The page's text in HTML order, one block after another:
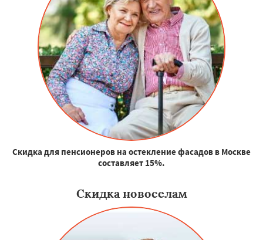
Скидка для пенсионеров на остекление фасадов в Москве
составляет 15%.
Скидка новоселам